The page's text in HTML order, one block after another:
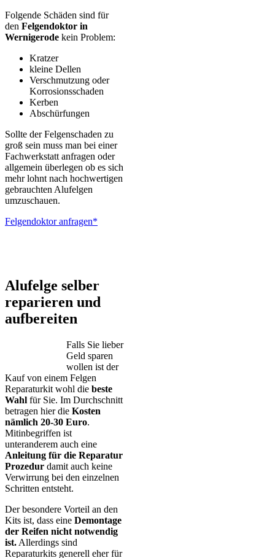
Folgende Schäden sind für
den Felgendoktor in
Wernigerode kein Problem:
Kratzer
kleine Dellen
Verschmutzung oder
Korrosionsschaden
Kerben
Abschürfungen
Sollte der Felgenschaden zu
groß sein muss man bei einer
Fachwerkstatt anfragen oder
allgemein überlegen ob es sich
mehr lohnt nach hochwertigen
gebrauchten Alufelgen
umzuschauen.
Felgendoktor anfragen*
Alufelge selber
reparieren und
aufbereiten
Falls Sie lieber
Geld sparen
wollen ist der
Kauf von einem Felgen
Reparaturkit wohl die beste
Wahl für Sie. Im Durchschnitt
betragen hier die Kosten
nämlich 20-30 Euro.
Mitinbegriffen ist
unteranderem auch eine
Anleitung für die Reparatur
Prozedur damit auch keine
Verwirrung bei den einzelnen
Schritten entsteht.
Der besondere Vorteil an den
Kits ist, dass eine Demontage
der Reifen nicht notwendig
ist. Allerdings sind
Reparaturkits generell eher für